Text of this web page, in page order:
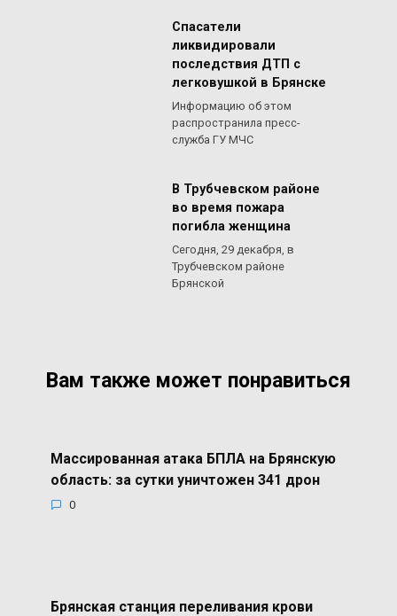
Спасатели
ликвидировали
последствия ДТП с
легковушкой в Брянске
Информацию об этом
распространила пресс-
служба ГУ МЧС
В Трубчевском районе
во время пожара
погибла женщина
Сегодня, 29 декабря, в
Трубчевском районе
Брянской
Вам также может понравиться
Массированная атака БПЛА на Брянскую
область: за сутки уничтожен 341 дрон
0
Брянская станция переливания крови